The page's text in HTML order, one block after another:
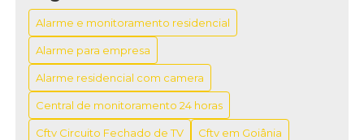
BOTÃO DE PÂNICO FIXO: SEGURANÇA E
PRATICIDADE EM SITUAÇÕES EMERGENCIAIS
BOTÃO DE PÂNICO FIXO: SEGURANÇA EM CASA
BOTÃO DE PÂNICO FIXO: SEGURANÇA
IMEDIATA
Alarme e monitoramento residencial
Alarme para empresa
Alarme residencial com camera
Central de monitoramento 24 horas
Cftv Circuito Fechado de TV Cftv em Goiânia